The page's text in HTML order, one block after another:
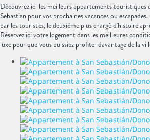
Découvrez ici les meilleurs appartements touristiques
Sebastian pour vos prochaines vacances ou
par les touristes, le deuxième plus chargé d'histoire
Réservez ici votre logement dans les meilleures
luxe pour que vous puissiez profiter davantage de la